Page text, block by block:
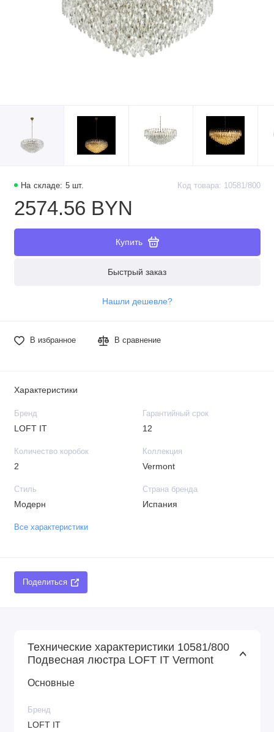
На складе: 5 шт. Код товара: 10581/800
2574.56 BYN
Купить
Быстрый заказ
Нашли дешевле?
В избранное В сравнение
Характеристики
Бренд
LOFT IT
Гарантийный срок
12
Количество коробок
2
Коллекция
Vermont
Стиль
Модерн
Страна бренда
Испания
Все характеристики
Поделиться
Технические характеристики 10581/800
Подвесная люстра LOFT IT Vermont
Основные
Бренд
LOFT IT